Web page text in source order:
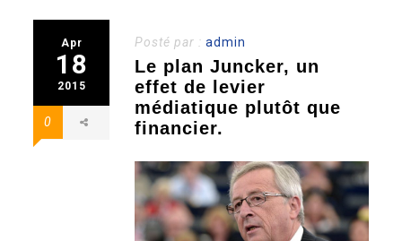
Apr
18
2015
0
Posté par :admin
Le plan Juncker, un
effet de levier
médiatique plutôt que
financier.